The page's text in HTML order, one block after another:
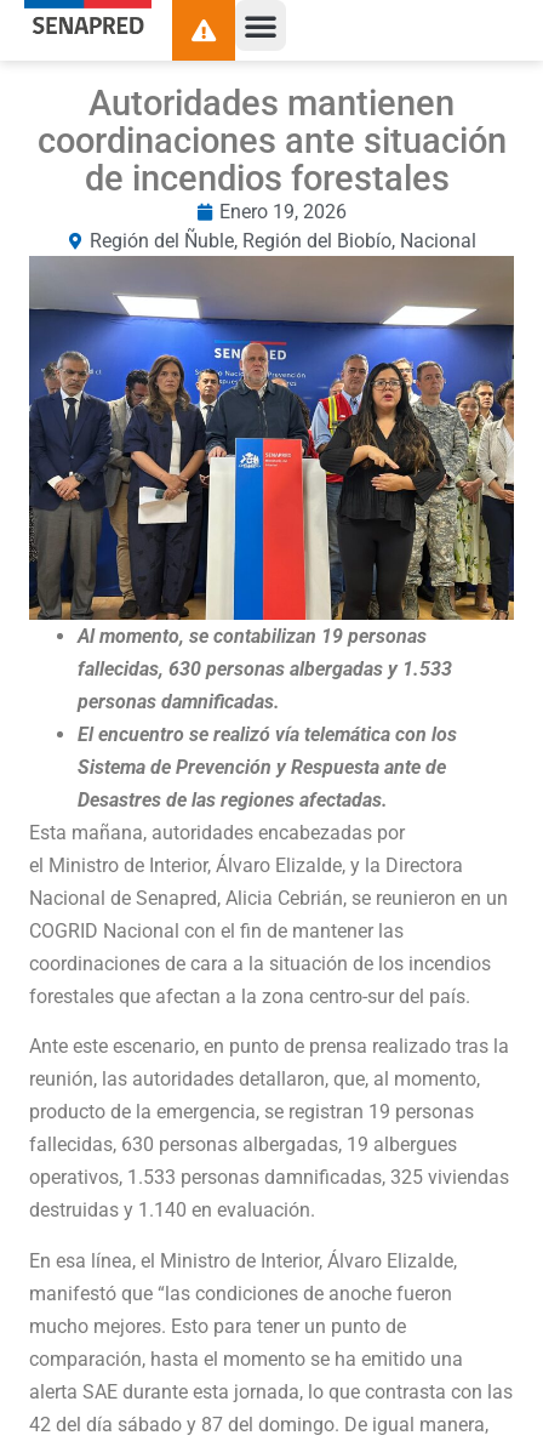
Autoridades mantienen
coordinaciones ante situación
de incendios forestales
Enero 19, 2026
Región del Ñuble, Región del Biobío, Nacional
Al momento, se contabilizan 19 personas
fallecidas, 630 personas albergadas y 1.533
personas damnificadas.
El encuentro se realizó vía telemática con los
Sistema de Prevención y Respuesta ante de
Desastres de las regiones afectadas.
Esta mañana, autoridades encabezadas por
el Ministro de Interior, Álvaro Elizalde, y la Directora
Nacional de Senapred, Alicia Cebrián, se reunieron en un
COGRID Nacional con el fin de mantener las
coordinaciones de cara a la situación de los incendios
forestales que afectan a la zona centro-sur del país.
Ante este escenario, en punto de prensa realizado tras la
reunión, las autoridades detallaron, que, al momento,
producto de la emergencia, se registran 19 personas
fallecidas, 630 personas albergadas, 19 albergues
operativos, 1.533 personas damnificadas, 325 viviendas
destruidas y 1.140 en evaluación.
En esa línea, el Ministro de Interior, Álvaro Elizalde,
manifestó que “las condiciones de anoche fueron
mucho mejores. Esto para tener un punto de
comparación, hasta el momento se ha emitido una
alerta SAE durante esta jornada, lo que contrasta con las
42 del día sábado y 87 del domingo. De igual manera,